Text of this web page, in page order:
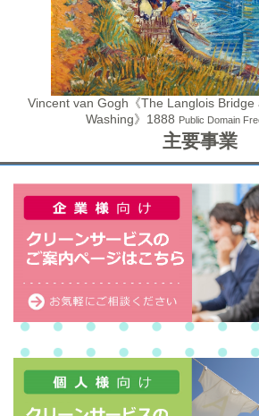
Vincent van Gogh《The Langlois Bridge
Washing》1888 Public Domain
主要事業